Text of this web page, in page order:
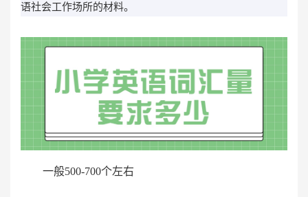
语社会工作场所的材料。
一般500-700个左右